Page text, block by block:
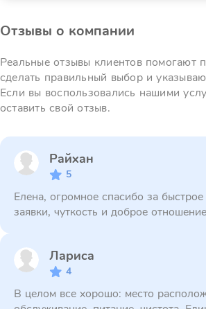
Отзывы о компании
Реальные отзывы клиентов помогают
сделать правильный выбор и
Если вы воспользовались нашими
оставить свой отзыв.
Райхан
5
Елена, огромное спасибо за
заявки, чуткость и доброе
Лариса
4
В целом все хорошо: место